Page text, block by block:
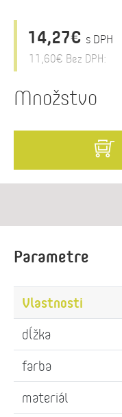
14,27€ s DPH
11,60€ Bez DPH:
Množstvo
Parametre
Vlastnosti
dĺžka
farba
materiál